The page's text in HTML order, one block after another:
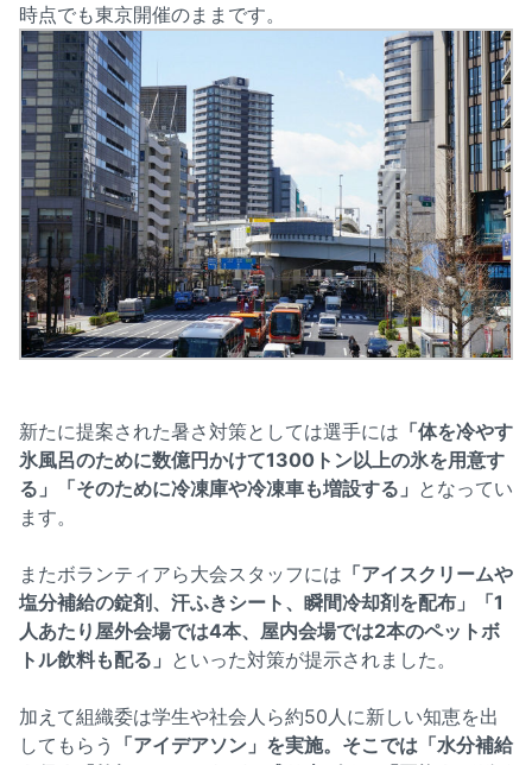
時点でも東京開催のままです。
新たに提案された暑さ対策としては選手には 「体を冷やす
氷風呂のために数億円かけて1300トン以上の氷を用意す
る」「そのために冷凍庫や冷凍車も増設する」 となってい
ます。
またボランティアら大会スタッフには 「アイスクリームや
塩分補給の錠剤、汗ふきシート、瞬間冷却剤を配布」「1
人あたり屋外会場では4本、屋内会場では2本のペットボ
トル飲料も配る」 といった対策が提示されました。
加えて組織委は学生や社会人ら約50人に新しい知恵を出
してもらう
「アイデアソン」を実施。そこでは「水分補給